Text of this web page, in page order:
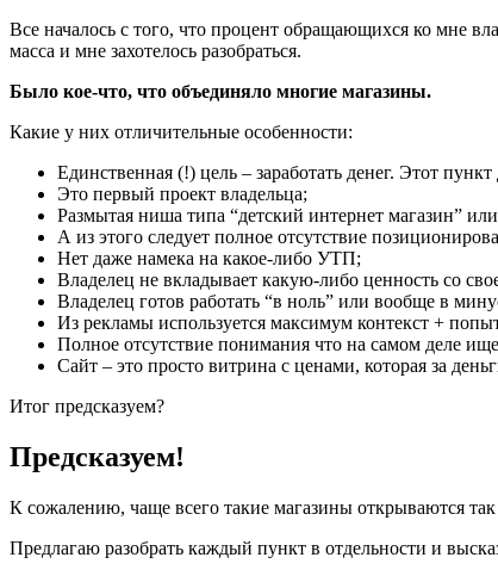
Все началось с того, что процент обращающихся ко мне
масса и мне захотелось разобраться.
Было кое-что, что объединяло многие магазины.
Какие у них отличительные особенности:
Единственная (!) цель – заработать денег. Этот
Это первый проект владельца;
Размытая ниша типа “детский интернет магазин”
А из этого следует полное отсутствие
Нет даже намека на какое-либо УТП;
Владелец не вкладывает какую-либо ценность со
Владелец готов работать “в ноль” или вообще в
Из рекламы используется максимум контекст +
Полное отсутствие понимания что на самом деле
Сайт – это просто витрина с ценами, которая за
Итог предсказуем?
Предсказуем!
К сожалению, чаще всего такие магазины открываются
Предлагаю разобрать каждый пункт в отдельности и